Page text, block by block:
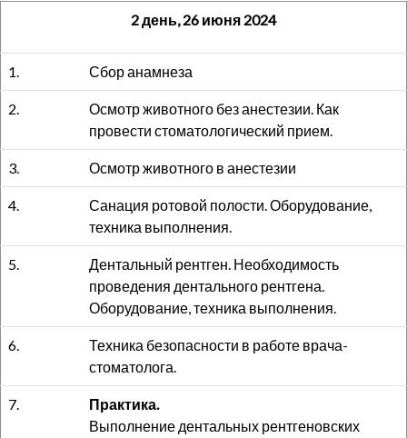
2 день, 26 июня 2024
1. Сбор анамнеза
2.
Осмотр животного без анестезии. Как
провести стоматологический прием.
3. Осмотр животного в анестезии
4.
Санация ротовой полости. Оборудование,
техника выполнения.
5.
Дентальный рентген. Необходимость
проведения дентального рентгена.
Оборудование, техника выполнения.
6.
Техника безопасности в работе врача-
стоматолога.
7.
Практика.
Выполнение дентальных рентгеновских